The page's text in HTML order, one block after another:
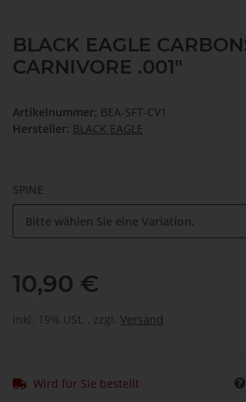
BLACK EAGLE
CARNIVORE .001"
Artikelnummer: BEA-SFT-CV1
Hersteller: BLACK EAGLE
SPINE
Bitte wählen Sie eine Variation.
10,90 €
inkl. 19% USt. , zzgl. Versand
Wird für Sie bestellt